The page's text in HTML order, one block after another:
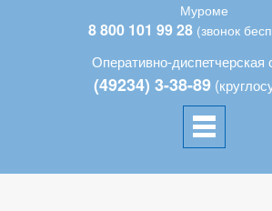
Муроме
8 800 101 99 28(звонок
Оперативно-диспетчерская
(49234) 3-38-89